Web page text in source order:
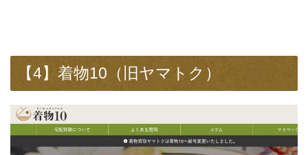
【4】着物10（旧ヤマトク）